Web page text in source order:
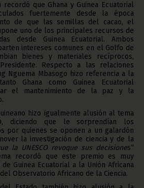
que Ghana y Guinea Ecuatorial
fuertemente desde la época
de que las semillas del cacao, el
uno de los principales recursos de
desde Guinea Ecuatorial. Ambos
intereses comunes en el Golfo de
bienes y materiales recíprocos,
Respecto a las relaciones
Nguema Mbasogo hizo referencia a la
Ghana como Guinea Ecuatorial
el mantenimiento de la paz y la
hizo igualmente alusión al tema
diciendo que le sorprendían los
por quienes se oponen a un galardón
la investigación de ciencia y de la
la UNESCO revoque sus decisiones”
recordó que este premio es muy
Guinea Ecuatorial a la Unión Africana
Observatorio Africano de la Ciencia.